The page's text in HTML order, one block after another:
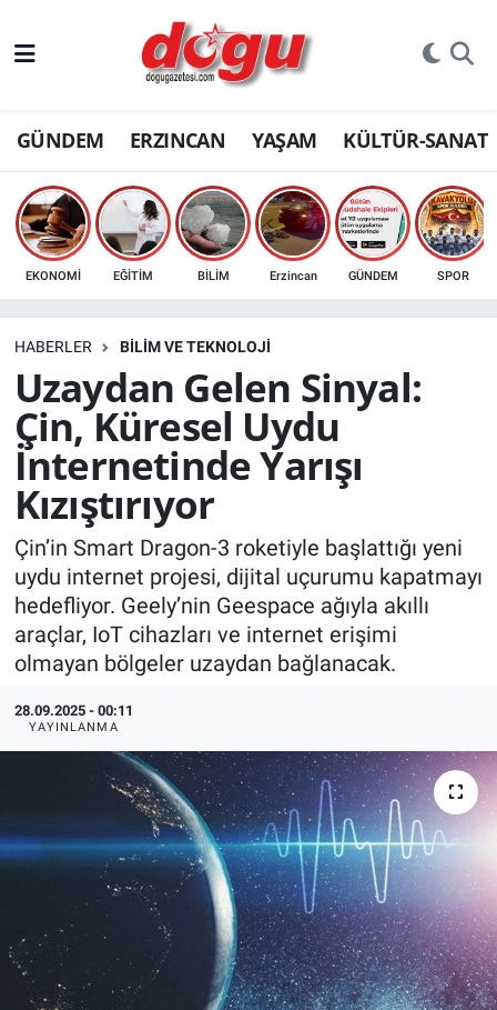
GÜNDEM ERZINCAN YAŞAM KÜLTÜR-SANAT
EKONOMİ EĞİTİM BİLİM Erzincan GÜNDEM SPOR
HABERLER BİLİM VE TEKNOLOJİ
Uzaydan Gelen Sinyal:
Çin, Küresel Uydu
İnternetinde Yarışı
Kızıştırıyor
Çin’in Smart Dragon-3 roketiyle başlattığı yeni
uydu internet projesi, dijital uçurumu kapatmayı
hedefliyor. Geely’nin Geespace ağıyla akıllı
araçlar, IoT cihazları ve internet erişimi
olmayan bölgeler uzaydan bağlanacak.
28.09.2025 - 00:11
YAYINLANMA
ERZINCAN
GÜNDEM
ERZİNCAN FOTOĞRAFLARI
SAĞLIK
EKONOMİ
Bilim, teknoloji
GENEL
KÜLTÜR-SANAT
Yerel Haber
Politika
SPOR
YAŞAM
RESMİ İLAN